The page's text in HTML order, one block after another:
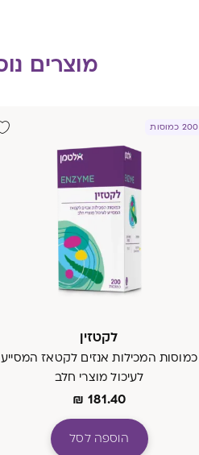
מוצרים
200 כמוסות
לקטזין
כמוסות המכילות אנזים לקטאז המסייע
לעיכול מוצרי חלב
₪ 181.40
הוספה לסל